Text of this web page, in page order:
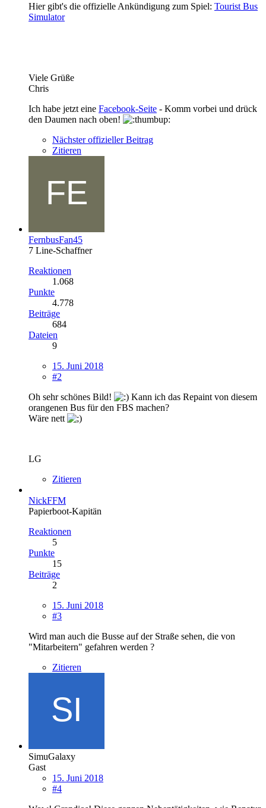
Hier gibt's die offizielle Ankündigung zum Spiel: Tourist Bus
Simulator
Viele Grüße
Chris
Ich habe jetzt eine Facebook-Seite - Komm vorbei und drück
den Daumen nach oben!
Nächster offizieller Beitrag
Zitieren
FernbusFan45
7 Line-Schaffner
Reaktionen
1.068
Punkte
4.778
Beiträge
684
Dateien
9
15. Juni 2018
#2
Oh sehr schönes Bild!
Kann ich das Repaint von diesem
orangenen Bus für den FBS machen?
Wäre nett
LG
Zitieren
NickFFM
Papierboot-Kapitän
Reaktionen
5
Punkte
15
Beiträge
2
15. Juni 2018
#3
Wird man auch die Busse auf der Straße sehen, die von
"Mitarbeitern" gefahren werden ?
Zitieren
SimuGalaxy
Gast
15. Juni 2018
#4